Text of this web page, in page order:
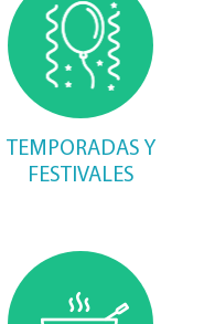
TEMPORADAS Y
FESTIVALES